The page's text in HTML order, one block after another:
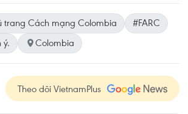
trang Cách mạng Colombia
#FARC
ý. Colombia
Theo dõi VietnamPlus